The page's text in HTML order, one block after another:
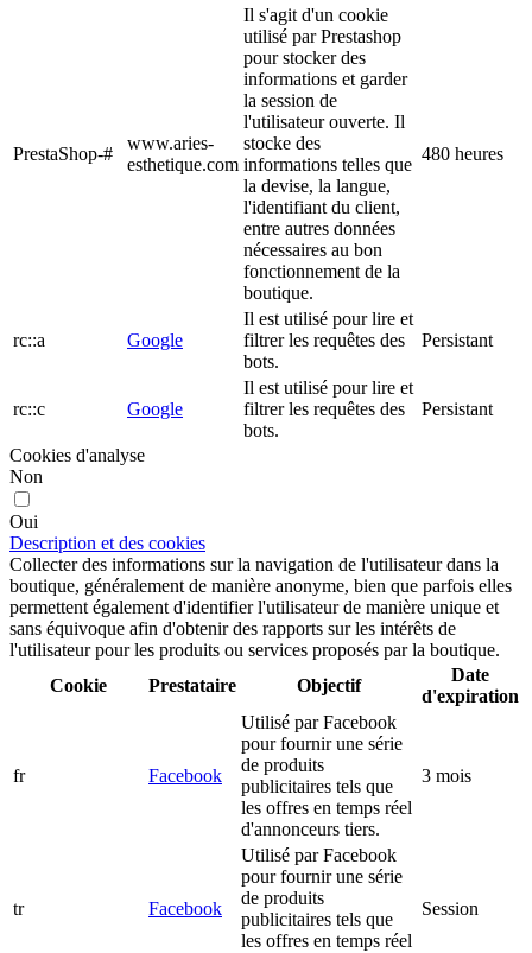
PrestaShop-#
www.aries-
esthetique.com
Il s'agit d'un cookie
utilisé par Prestashop
pour stocker des
informations et garder
la session de
l'utilisateur ouverte. Il
stocke des
informations telles que
la devise, la langue,
l'identifiant du client,
entre autres données
nécessaires au bon
fonctionnement de la
boutique.
480 heures
rc::a Google
Il est utilisé pour lire et
filtrer les requêtes des
bots.
Persistant
rc::c Google
Il est utilisé pour lire et
filtrer les requêtes des
bots.
Persistant
Cookies d'analyse
Non
Oui
Description et des cookies
Collecter des informations sur la navigation de l'utilisateur dans la
boutique, généralement de manière anonyme, bien que parfois elles
permettent également d'identifier l'utilisateur de manière unique et
sans équivoque afin d'obtenir des rapports sur les intérêts de
l'utilisateur pour les produits ou services proposés par la boutique.
Cookie
Prestataire Objectif
Date
d'expiration
fr Facebook
Utilisé par Facebook
pour fournir une série
de produits
publicitaires tels que
les offres en temps réel
d'annonceurs tiers.
3 mois
tr Facebook
Utilisé par Facebook
pour fournir une série
de produits
publicitaires tels que
les offres en temps réel
Session